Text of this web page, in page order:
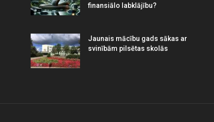
finansiālo labklājību?
Jaunais mācību gads sākas ar
svinībām pilsētas skolās